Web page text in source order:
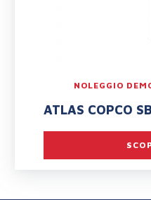
NOLEGGIO
ATLAS COPCO